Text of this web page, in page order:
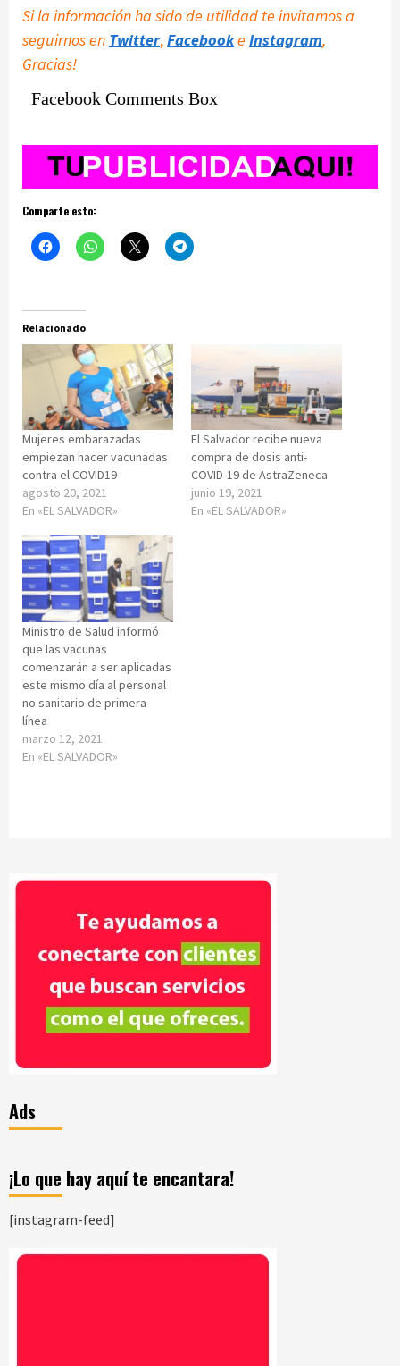
Si la información ha sido de utilidad te invitamos a
seguirnos en Twitter,Facebooke Instagram,
Gracias!
Facebook Comments Box
Comparte esto:
Relacionado
Mujeres embarazadas
empiezan hacer vacunadas
contra el COVID19
agosto 20, 2021
En «EL SALVADOR»
El Salvador recibe nueva
compra de dosis anti-
COVID-19 de AstraZeneca
junio 19, 2021
En «EL SALVADOR»
Ministro de Salud informó
que las vacunas
comenzarán a ser aplicadas
este mismo día al personal
no sanitario de primera
línea
marzo 12, 2021
En «EL SALVADOR»
Ads
¡Lo que hay aquí te encantara!
[instagram-feed]